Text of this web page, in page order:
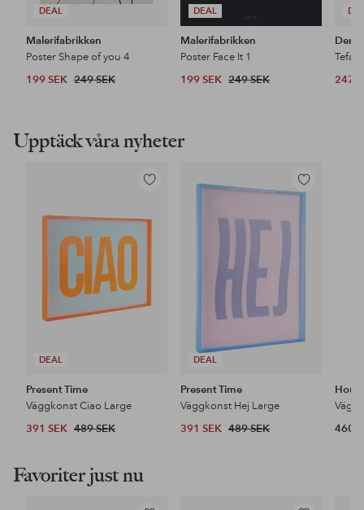
DEAL
Malerifabrikken
Poster Shape of you 4
199 SEK 249 SEK
DEAL
Malerifabrikken
Poster Face It 1
199 SEK 249 SEK 247
Upptäck våra nyheter
DEAL
Lägg
i
Present Time
Väggkonst Ciao Large
391 SEK 489 SEK
DEAL
Lägg
Present Time
Väggkonst Hej Large
391 SEK 489 SEK
460
Favoriter just nu